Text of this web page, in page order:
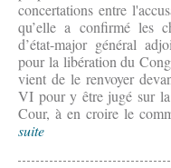
concertations entre
qu’elle a confirmé les
d’état-major général
pour la libération du
vient de le renvoyer
VI pour y être jugé sur
Cour, à en croire le
suite